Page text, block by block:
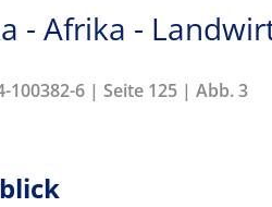
- Afrika -
100382-6 | Seite 125 | Abb. 3